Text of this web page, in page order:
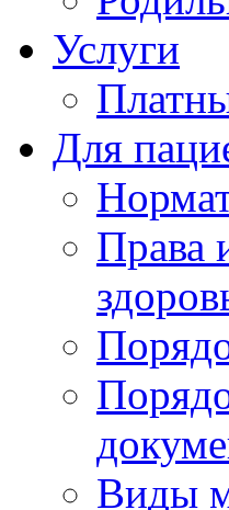
Услуги
Для
Права
Виды